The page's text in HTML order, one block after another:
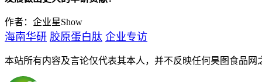
作者：企业星Show
海南华研 胶原蛋白肽 企业专访
本站所有内容及言论仅代表其本人，并不反映任何昊图食品网